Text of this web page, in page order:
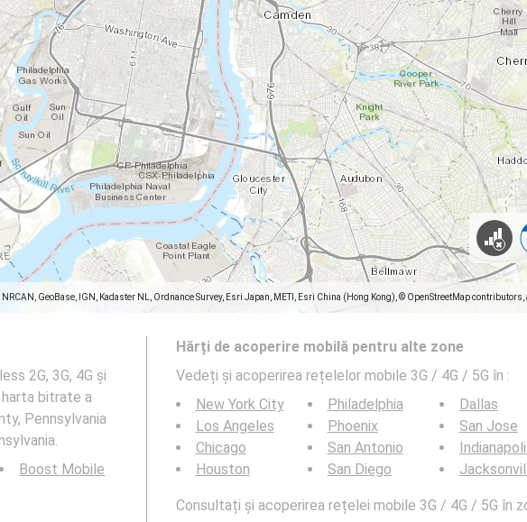
GeoBase, IGN, Kadaster NL, Ordnance Survey, Esri Japan, METI, Esri China (Hong Kong), © OpenStreetMap
2G, 3G, 4G și
harta bitrate a
Pennsylvania
Boost Mobile
Hărți de acoperire mobilă pentru alte zone
Vedeți și acoperirea rețelelor mobile 3G / 4G / 5G în :
New York City
Los Angeles
Chicago
Houston
Philadelphia
Phoenix
San Antonio
San Diego
Dallas
San Jose
Consultați și acoperirea rețelei mobile 3G / 4G / 5G în